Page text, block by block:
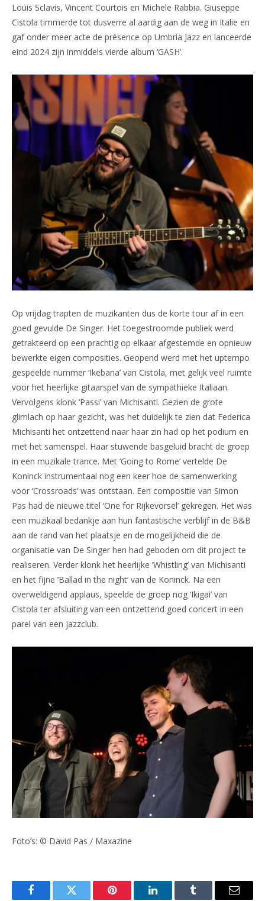
Louis Sclavis, Vincent Courtois en Michele Rabbia. Giuseppe
Cistola timmerde tot dusverre al aardig aan de weg in Italie en
gaf onder meer acte de présence op Umbria Jazz en lanceerde
eind 2024 zijn inmiddels vierde album ‘GASH’.
Op vrijdag trapten de muzikanten dus de korte tour af in een
goed gevulde De Singer. Het toegestroomde publiek werd
getrakteerd op een prachtig op elkaar afgestemde en opnieuw
bewerkte eigen composities. Geopend werd met het uptempo
gespeelde nummer ‘Ikebana’ van Cistola, met gelijk veel ruimte
voor het heerlijke gitaarspel van de sympathieke Italiaan.
Vervolgens klonk ‘Passi’ van Michisanti. Gezien de grote
glimlach op haar gezicht, was het duidelijk te zien dat Federica
Michisanti het ontzettend naar haar zin had op het podium en
met het samenspel. Haar stuwende basgeluid bracht de groep
in een muzikale trance. Met ‘Going to Rome’ vertelde De
Koninck instrumentaal nog een keer hoe de samenwerking
voor ‘Crossroads’ was ontstaan. Een compositie van Simon
Pas had de nieuwe titel ‘One for Rijkevorsel’ gekregen. Het was
een muzikaal bedankje aan hun fantastische verblijf in de B&B
aan de rand van het plaatsje en de mogelijkheid die de
organisatie van De Singer hen had geboden om dit project te
realiseren. Verder klonk het heerlijke ‘Whistling’ van Michisanti
en het fijne ‘Ballad in the night’ van de Koninck. Na een
overweldigend applaus, speelde de groep nog ‘Ikigai’ van
Cistola ter afsluiting van een ontzettend goed concert in een
parel van een jazzclub.
Foto’s: © David Pas / Maxazine
FacebookTwitter Pinterest LinkedInTumblr Email